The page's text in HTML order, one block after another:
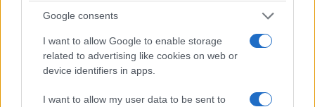
Google consents
I want to allow Google to enable storage
related to advertising like cookies on web or
device identifiers in apps.
I want to allow my user data to be sent to